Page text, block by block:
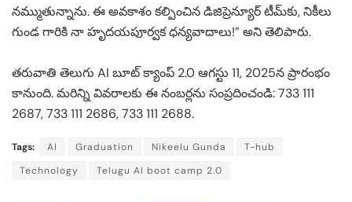
నమ్ముతున్నాను. ఈ అవకాశం కల్పించిన డిజిప్రెన్యూర్ టీమ్‌కు, నికీలు
గుండ గారికి నా హృదయపూర్వక ధన్యవాదాలు!” అని తెలిపారు.
తరువాతి తెలుగు AI బూట్ క్యాంప్ 2.0 ఆగస్టు 11, 2025న ప్రారంభం
కానుంది. మరిన్ని వివరాలకు ఈ నంబర్లను సంప్రదించండి: 733 111
2687, 733 111 2686, 733 111 2688.
Tags: AI Graduation Nikeelu Gunda
T-hub
Technology
Telugu AI boot camp 2.0